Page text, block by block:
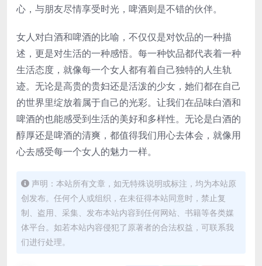
心，与朋友尽情享受时光，啤酒则是不错的伙伴。
女人对白酒和啤酒的比喻，不仅仅是对饮品的一种描
述，更是对生活的一种感悟。每一种饮品都代表着一种
生活态度，就像每一个女人都有着自己独特的人生轨
迹。无论是高贵的贵妇还是活泼的少女，她们都在自己
的世界里绽放着属于自己的光彩。让我们在品味白酒和
啤酒的也能感受到生活的美好和多样性。无论是白酒的
醇厚还是啤酒的清爽，都值得我们用心去体会，就像用
心去感受每一个女人的魅力一样。
声明：本站所有文章，如无特殊说明或标注，均为本站原
创发布。任何个人或组织，在未征得本站同意时，禁止复
制、盗用、采集、发布本站内容到任何网站、书籍等各类媒
体平台。如若本站内容侵犯了原著者的合法权益，可联系我
们进行处理。